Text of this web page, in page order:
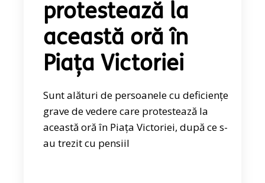
protestează la
această oră în
Piața Victoriei
Sunt alături de persoanele cu deficiențe
grave de vedere care protestează la
această oră în Piața Victoriei, după ce s-
au trezit cu pensiil